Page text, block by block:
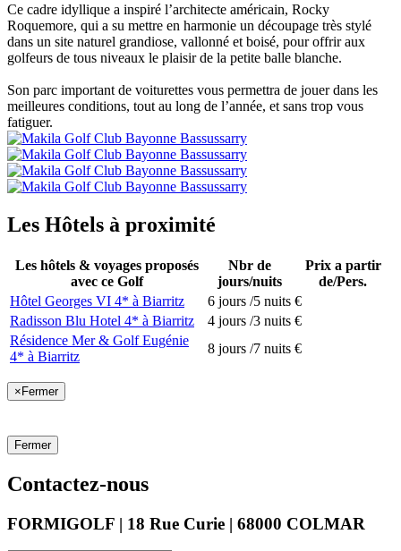
Ce cadre idyllique a inspiré l’architecte américain, Rocky
Roquemore, qui a su mettre en harmonie un découpage très stylé
dans un site naturel grandiose, vallonné et boisé, pour offrir aux
golfeurs de tous niveaux le plaisir de la petite balle blanche.
Son parc important de voiturettes vous permettra de jouer dans les
meilleures conditions, tout au long de l’année, et sans trop vous
fatiguer.
Les Hôtels à proximité
Les hôtels & voyages proposés
avec ce Golf
Nbr de
jours/nuits
Prix a partir
de/Pers.
Hôtel Georges VI 4* à Biarritz
6 jours /5 nuits €
Radisson Blu Hotel 4* à Biarritz
4 jours /3 nuits €
Résidence Mer & Golf Eugénie
4* à Biarritz
8 jours /7 nuits €
×Fermer
Fermer
Contactez-nous
FORMIGOLF | 18 Rue Curie | 68000 COLMAR